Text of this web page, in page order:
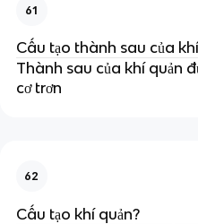
61
Cấu tạo thành sau của
Thành sau của khí quản
cơ trơn
62
Cấu tạo khí quản?